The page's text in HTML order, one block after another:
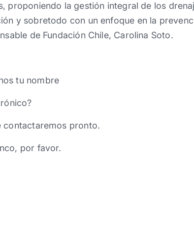
proponiendo la gestión integral de los
y sobretodo con un enfoque en la
de Fundación Chile, Carolina Soto.
tu nombre
contactaremos pronto.
por favor.